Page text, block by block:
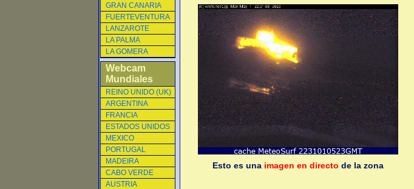
GRAN CANARIA
FUERTEVENTURA
LANZAROTE
LA PALMA
LA GOMERA
Webcam
Mundiales
REINO UNIDO (UK)
ARGENTINA
FRANCIA
ESTADOS UNIDOS
MEXICO
PORTUGAL
MADEIRA
CABO VERDE
AUSTRIA
Esto es una imagen en directo de la zona